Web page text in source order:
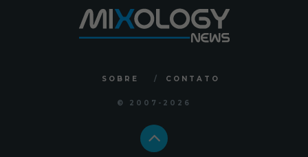
SOBRE CONTATO
© 2007 -2026